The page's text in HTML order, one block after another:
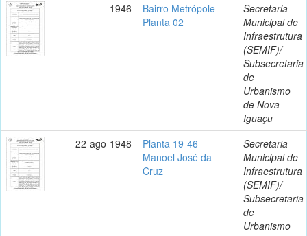
1946
Bairro Metrópole
Planta 02
Secretaria
Municipal de
Infraestrutura
(SEMIF)/
Subsecretaria
de
Urbanismo
de Nova
Iguaçu
22-ago-1948
Planta 19-46
Manoel José da
Cruz
Secretaria
Municipal de
Infraestrutura
(SEMIF)/
Subsecretaria
de
Urbanismo